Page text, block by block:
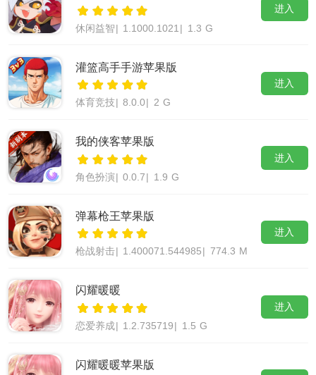
休闲益智 | 1.1000.1021 | 1.3 G
进入
灌篮高手手游苹果版
体育竞技 8.0.0 2 G
进入
我的侠客苹果版
角色扮演 0.0.7 1.9 G
进入
弹幕枪王苹果版
枪战射击 1.400071.544985 774.3 M
进入
闪耀暖暖
恋爱养成 1.2.735719 1.5 G
进入
闪耀暖暖苹果版